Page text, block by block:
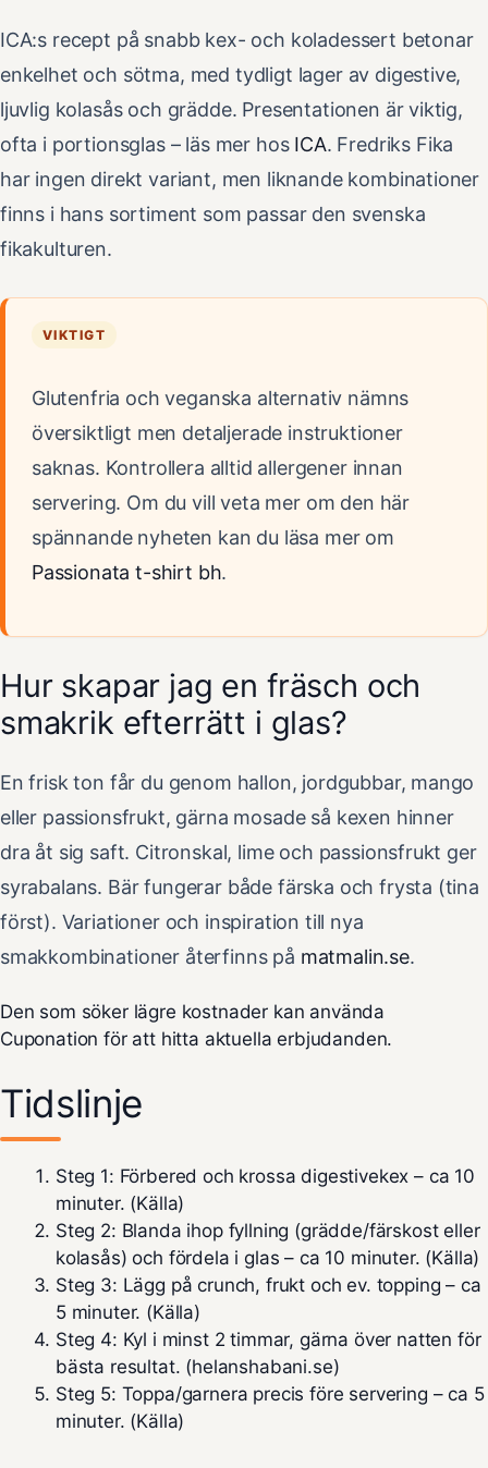
ICA:s recept på snabb kex- och koladessert betonar
enkelhet och sötma, med tydligt lager av digestive,
ljuvlig kolasås och grädde. Presentationen är viktig,
ofta i portionsglas – läs mer hos ICA. Fredriks Fika
har ingen direkt variant, men liknande kombinationer
finns i hans sortiment som passar den svenska
fikakulturen.
VIKTIGT
Glutenfria och veganska alternativ nämns
översiktligt men detaljerade instruktioner
saknas. Kontrollera alltid allergener innan
servering. Om du vill veta mer om den här
spännande nyheten kan du läsa mer om
Passionata t-shirt bh.
Hur skapar jag en fräsch och
smakrik efterrätt i glas?
En frisk ton får du genom hallon, jordgubbar, mango
eller passionsfrukt, gärna mosade så kexen hinner
dra åt sig saft. Citronskal, lime och passionsfrukt ger
syrabalans. Bär fungerar både färska och frysta (tina
först). Variationer och inspiration till nya
smakkombinationer återfinns på matmalin.se.
Den som söker lägre kostnader kan använda
Cuponation för att hitta aktuella erbjudanden.
Tidslinje
Steg 1: Förbered och krossa digestivekex – ca 10
minuter. (Källa)
Steg 2: Blanda ihop fyllning (grädde/färskost eller
kolasås) och fördela i glas – ca 10 minuter. (Källa)
Steg 3: Lägg på crunch, frukt och ev. topping – ca
5 minuter. (Källa)
Steg 4: Kyl i minst 2 timmar, gärna över natten för
bästa resultat. (helanshabani.se)
Steg 5: Toppa/garnera precis före servering – ca 5
minuter. (Källa)